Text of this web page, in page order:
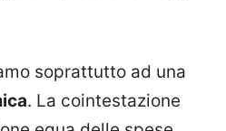
soprattutto ad una
. La cointestazione